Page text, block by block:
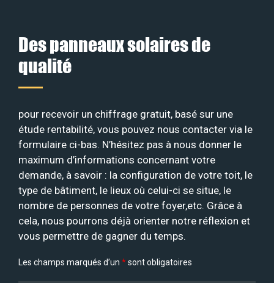
Des panneaux solaires de
qualité
pour recevoir un chiffrage gratuit, basé sur une
étude rentabilité, vous pouvez nous contacter via le
formulaire ci-bas. N’hésitez pas à nous donner le
maximum d’informations concernant votre
demande, à savoir : la configuration de votre toit, le
type de bâtiment, le lieux où celui-ci se situe, le
nombre de personnes de votre foyer,etc. Grâce à
cela, nous pourrons déjà orienter notre réflexion et
vous permettre de gagner du temps.
Les champs marqués d’un *sont obligatoires